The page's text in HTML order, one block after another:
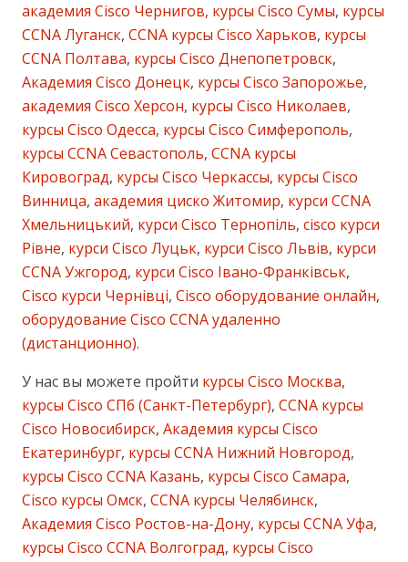
академия Cisco Чернигов, курсы Cisco Сумы, курсы
CCNA Луганск, CCNA курсы Cisco Харьков, курсы
CCNA Полтава, курсы Cisco Днепопетровск,
Академия Cisco Донецк, курсы Cisco Запорожье,
академия Cisco Херсон, курсы Cisco Николаев,
курсы Cisco Одесса, курсы Cisco Симферополь,
курсы CCNA Севастополь, CCNA курсы
Кировоград, курсы Cisco Черкассы, курсы Cisco
Винница, академия циско Житомир, курси CCNA
Хмельницький, курси Cisco Тернопіль, cisco курси
Рівне, курси Cisco Луцьк, курси Cisco Львів, курси
CCNA Ужгород, курси Cisco Івано-Франківськ,
Cisco курси Чернівці, Cisco оборудование онлайн,
оборудование Cisco CCNA удаленно
(дистанционно).
У нас вы можете пройти курсы Cisco Москва,
курсы Cisco СПб (Санкт-Петербург), CCNA курсы
Cisco Новосибирск, Академия курсы Cisco
Екатеринбург, курсы CCNA Нижний Новгород,
курсы Cisco CCNA Казань, курсы Cisco Самара,
Cisco курсы Омск, CCNA курсы Челябинск,
Академия Cisco Ростов-на-Дону, курсы CCNA Уфа,
курсы Cisco CCNA Волгоград, курсы Cisco